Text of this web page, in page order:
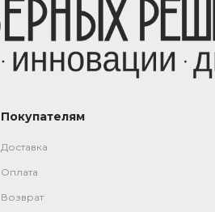
Покупателям
Доставка
Оплата
Возврат